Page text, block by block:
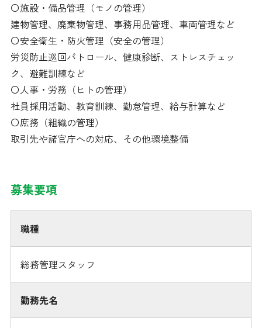
〇施設・備品管理（モノの管理）
建物管理、廃棄物管理、事務用品管理、車両管理など
〇安全衛生・防火管理（安全の管理）
労災防止巡回パトロール、健康診断、ストレスチェッ
ク、避難訓練など
〇人事・労務（ヒトの管理）
社員採用活動、教育訓練、勤怠管理、給与計算など
〇庶務（組織の管理）
取引先や諸官庁への対応、その他環境整備
募集要項
職種
総務管理スタッフ
勤務先名